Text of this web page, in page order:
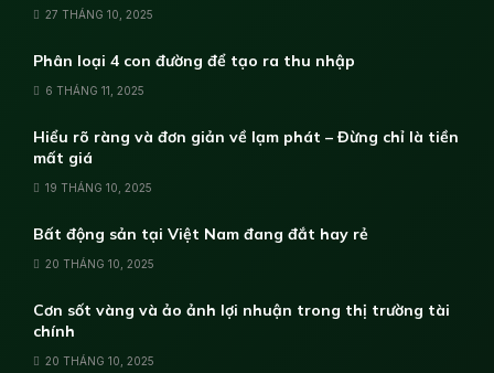
27 THÁNG 10, 2025
Phân loại 4 con đường để tạo ra thu nhập
6 THÁNG 11, 2025
Hiểu rõ ràng và đơn giản về lạm phát – Đừng chỉ là tiền
mất giá
19 THÁNG 10, 2025
Bất động sản tại Việt Nam đang đắt hay rẻ
20 THÁNG 10, 2025
Cơn sốt vàng và ảo ảnh lợi nhuận trong thị trường tài
chính
20 THÁNG 10, 2025